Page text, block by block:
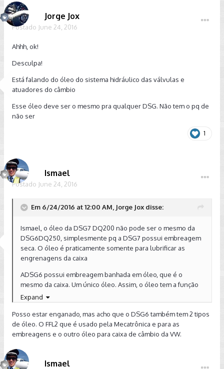
Jorge Jox
Postado June 24, 2016
Ahhh, ok!
Desculpa!
Está falando do óleo do sistema hidráulico das válvulas e
atuadores do câmbio
Esse óleo deve ser o mesmo pra qualquer DSG. Não tem o pq de
não ser
1
Ismael
Postado June 24, 2016
Em 6/24/2016 at 12:00 AM, Jorge Jox disse:
Ismael, o óleo da DSG7 DQ200 não pode ser o mesmo da
DSG6DQ250, simplesmente pq a DSG7 possui embreagem
seca. O óleo é praticamente somente para lubrificar as
engrenagens da caixa
ADSG6 possui embreagem banhada em óleo, que é o
mesmo da caixa. Um único óleo. Assim, o óleo tem a função
de lubrificar as engrenagens da caixa e tbm resfriar os
discos da embreagem
Expand
Posso estar enganado, mas acho que o DSG6 também tem 2 tipos
de óleo. O FFL2 que é usado pela Mecatrônica e para as
embreagens e o outro óleo para caixa de câmbio da VW.
Ismael